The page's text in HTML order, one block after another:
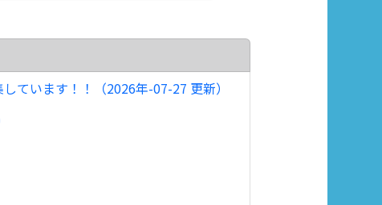
ています！！（2026年-07-27 更新）